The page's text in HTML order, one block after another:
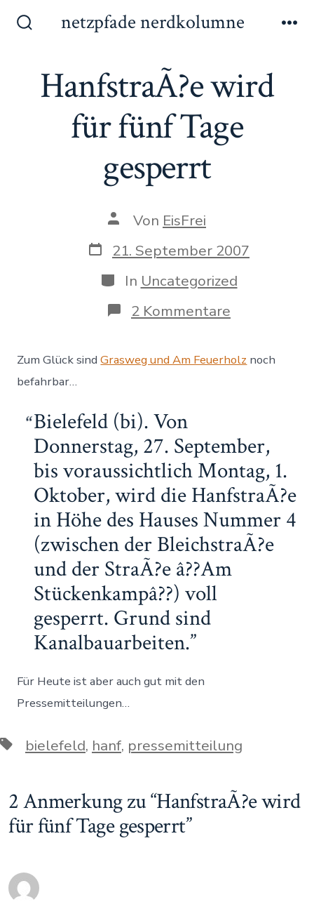
Inhalt
netzpfade nerdkolumne
HanfstraÃ?e wird
für fünf Tage
gesperrt
Autor
Beitrags
Von EisFrei
Datum
des
Beitrags
21. September 2007
Kategorien
In Uncategorized
2 Kommentare
HanfstraÃ?
wird
für
Zum Glück sindGrasweg und Am Feuerholz noch
befahrbar…
Bielefeld (bi). Von
Donnerstag, 27. September,
bis voraussichtlich Montag, 1.
Oktober, wird die HanfstraÃ?e
in Höhe des Hauses Nummer 4
(zwischen der BleichstraÃ?e
und der StraÃ?e â??Am
Stückenkampâ??) voll
gesperrt. Grund sind
Kanalbauarbeiten.
Für Heute ist aber auch gut mit den
Pressemitteilungen…
Schlagwörter
bielefeld, hanf, pressemitteilung
2 Anmerkung zu “HanfstraÃ?e wird
für fünf Tage gesperrt”